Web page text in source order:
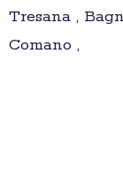
Tresana ,
Comano ,